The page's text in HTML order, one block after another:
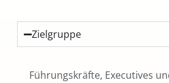
Zielgruppe
Führungskräfte, Executives